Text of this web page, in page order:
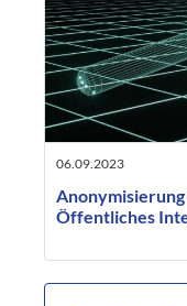
06.09.2023
Öffentliches